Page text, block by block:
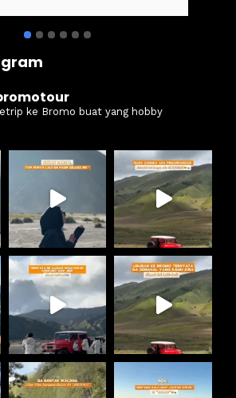
ke Bromo buat yang hobby